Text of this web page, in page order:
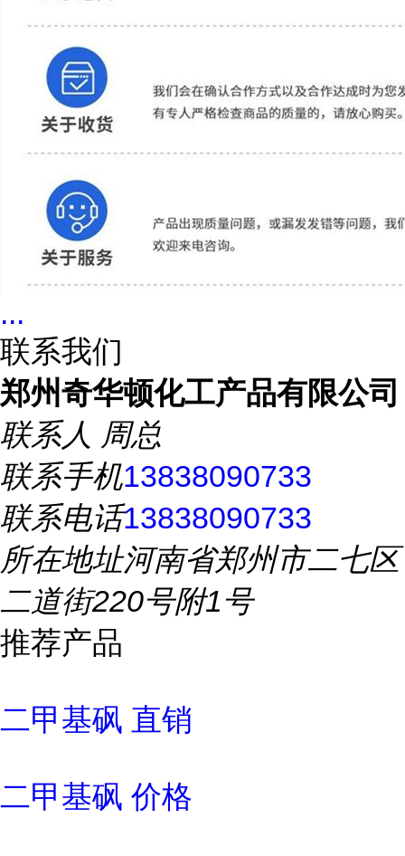
...
联系我们
郑州奇华顿化工产品有限公司
联系人 周总
联系手机13838090733
联系电话13838090733
所在地址河南省郑州市二七区
二道街220号附1号
推荐产品
二甲基砜 直销
二甲基砜 价格